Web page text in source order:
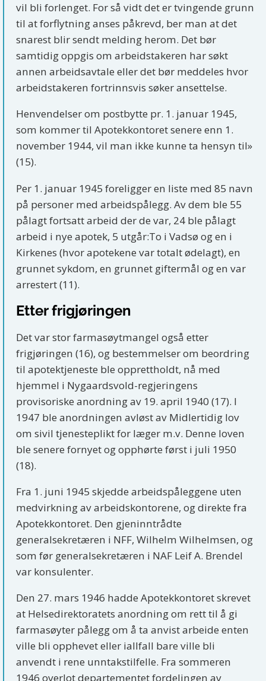
vil bli forlenget. For så vidt det er tvingende grunn
til at forflytning anses påkrevd, ber man at det
snarest blir sendt melding herom. Det bør
samtidig oppgis om arbeidstakeren har søkt
annen arbeidsavtale eller det bør meddeles hvor
arbeidstakeren fortrinnsvis søker ansettelse.
Henvendelser om postbytte pr. 1. januar 1945,
som kommer til Apotekkontoret senere enn 1.
november 1944, vil man ikke kunne ta hensyn til»
(15).
Per 1. januar 1945 foreligger en liste med 85 navn
på personer med arbeidspålegg. Av dem ble 55
pålagt fortsatt arbeid der de var, 24 ble pålagt
arbeid i nye apotek, 5 utgår:To i Vadsø og en i
Kirkenes (hvor apotekene var totalt ødelagt), en
grunnet sykdom, en grunnet giftermål og en var
arrestert (11).
Etter frigjøringen
Det var stor farmasøytmangel også etter
frigjøringen (16), og bestemmelser om beordring
til apotektjeneste ble opprettholdt, nå med
hjemmel i Nygaardsvold-regjeringens
provisoriske anordning av 19. april 1940 (17). I
1947 ble anordningen avløst av Midlertidig lov
om sivil tjenesteplikt for læger m.v. Denne loven
ble senere fornyet og opphørte først i juli 1950
(18).
Fra 1. juni 1945 skjedde arbeidspåleggene uten
medvirkning av arbeidskontorene, og direkte fra
Apotekkontoret. Den gjeninntrådte
generalsekretæren i NFF, Wilhelm Wilhelmsen, og
som før generalsekretæren i NAF Leif A. Brendel
var konsulenter.
Den 27. mars 1946 hadde Apotekkontoret skrevet
at Helsedirektoratets anordning om rett til å gi
farmasøyter pålegg om å ta anvist arbeide enten
ville bli opphevet eller iallfall bare ville bli
anvendt i rene unntakstilfelle. Fra sommeren
1946 overlot departementet fordelingen av